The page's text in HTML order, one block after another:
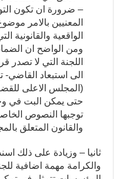
– ضرورة ان تكون
المعنيين بالامر
الواقعية والقانونية
ومن الواضح ان
اللجنة التي لا تصدر
الى استبعاد القاضي-
(المجلس الاعلى
حتى يمكن البت في
توجبها النصوص
والقانون المتعلق
ثانيا – وزيادة على ذلك
والكرامة مهمة اضافية